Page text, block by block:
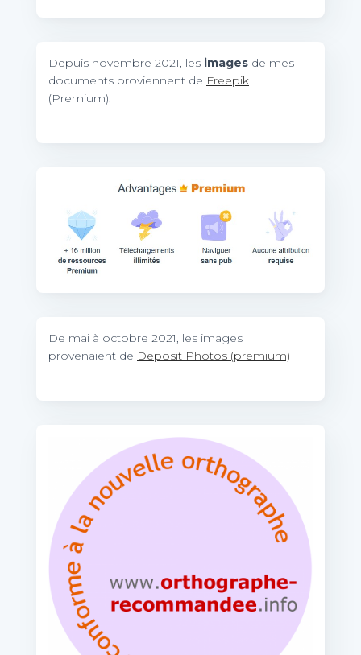
Depuis novembre 2021, les images de mes
documents proviennent de Freepik
(Premium).
De mai à octobre 2021, les images
provenaient de Deposit Photos (premium)